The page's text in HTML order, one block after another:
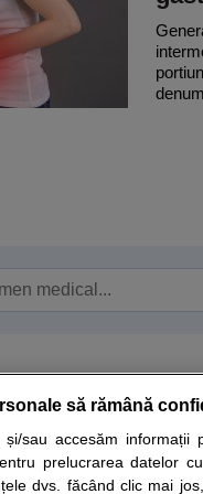
simptome
medicilor, sfaturile si orice
să rămână
sau accesăm informații
prelucrarea datelor
dvs. făcând clic mai